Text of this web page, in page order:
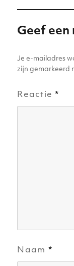
Geef een
Je e-mailadres
zijn gemarkeerd
Reactie*
Naam *